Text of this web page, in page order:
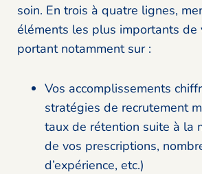
soin. En trois à quatre lignes,
éléments les plus importants de
portant notamment sur :
Vos accomplissements
stratégies de recrutement
taux de rétention suite à la
de vos prescriptions,
d’expérience, etc.)